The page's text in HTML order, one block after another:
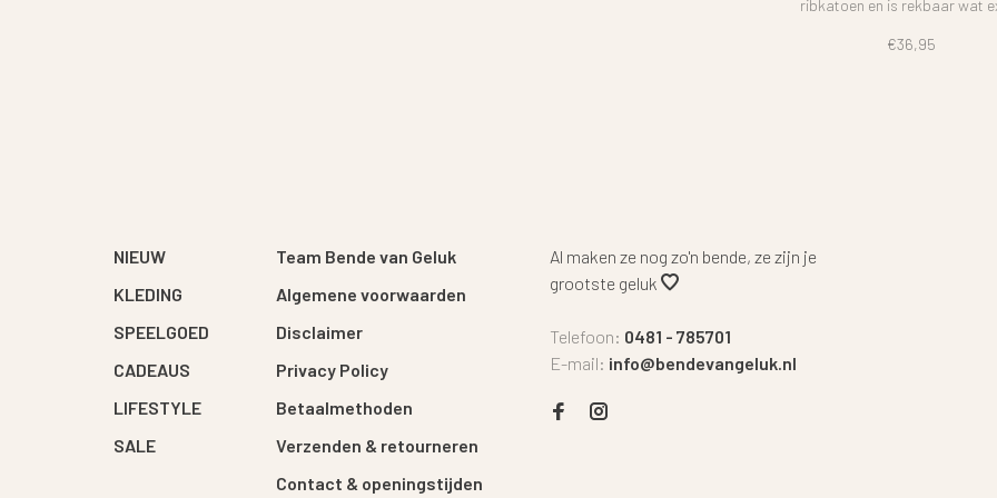
ribkatoen en is rekbaar wat
hoef je deze niet over zijn of haar
€36,95
NIEUW
KLEDING
SPEELGOED
CADEAUS
LIFESTYLE
SALE
Team Bende van Geluk
Algemene voorwaarden
Disclaimer
Privacy Policy
Betaalmethoden
Verzenden & retourneren
Contact & openingstijden
Al maken ze nog zo'n bende, ze zijn je
grootste geluk
Telefoon: 0481 - 785701
E-mail: info@bendevangeluk.nl